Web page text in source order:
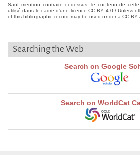
Sauf mention contraire ci-dessus, le contenu de
utilisé dans le cadre d'une licence CC BY 4.0 / Unless
of this bibliographic record may be used under a CC BY
Searching the Web
Search on Google
Search on WorldCat